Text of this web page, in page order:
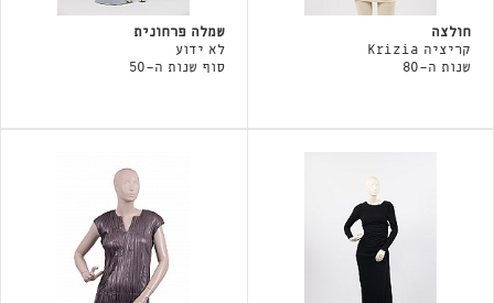
חולצה
קריציה Krizia
שנות ה-80
שמלה פרחונית
לא ידוע
סוף שנות ה-50